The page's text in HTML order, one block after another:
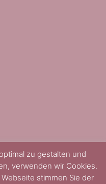
zu gestalten und
verwenden wir Cookies.
stimmen Sie der